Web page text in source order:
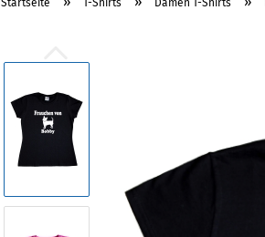
Startseite T-Shirts Damen T-Shirts